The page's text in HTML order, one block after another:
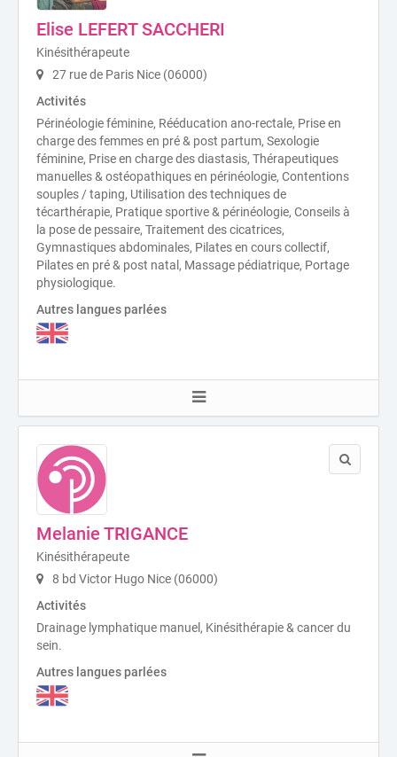
Elise LEFERT SACCHERI
Kinésithérapeute
27 rue de Paris Nice (06000)
Activités
Périnéologie féminine, Rééducation ano-rectale, Prise en
charge des femmes en pré & post partum, Sexologie
féminine, Prise en charge des diastasis, Thérapeutiques
manuelles & ostéopathiques en périnéologie, Contentions
souples / taping, Utilisation des techniques de
técarthérapie, Pratique sportive & périnéologie, Conseils à
la pose de pessaire, Traitement des cicatrices,
Gymnastiques abdominales, Pilates en cours collectif,
Pilates en pré & post natal, Massage pédiatrique, Portage
physiologique.
Autres langues parlées
Melanie TRIGANCE
Kinésithérapeute
8 bd Victor Hugo Nice (06000)
Activités
Drainage lymphatique manuel, Kinésithérapie & cancer du
sein.
Autres langues parlées